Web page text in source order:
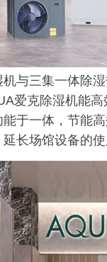
机与三集一体除
爱克除湿机能
于一体，节能
长场馆设备的使